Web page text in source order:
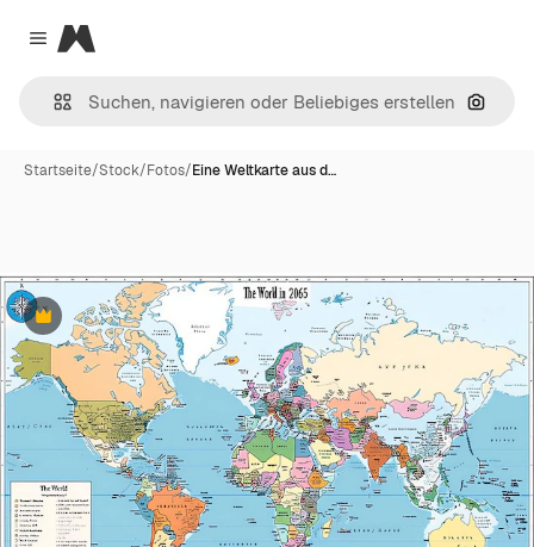
Close menu
Magnific
Nach
Startseite/Stock/Fotos/Eine Weltkarte aus d…
Premium